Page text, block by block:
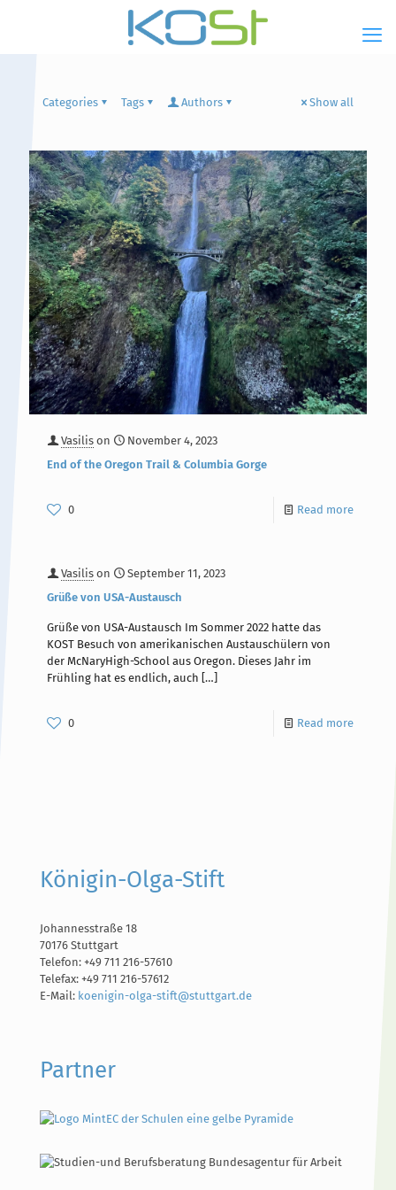
Hauptinhalt Alt + Shift + H
Speiseplan Alt + Shift + S
Kalender Alt + Shift + K
Kontakte / Sekretariat Alt + Shift + C
Categories Tags Authors Show all
Vasilis on
November 4, 2023
End of the Oregon Trail & Columbia Gorge
0 Read more
Vasilis on
September 11, 2023
Grüße von USA-Austausch
Grüße von USA-Austausch Im Sommer 2022 hatte das
KOST Besuch von amerikanischen Austauschülern von
der McNaryHigh-School aus Oregon. Dieses Jahr im
Frühling hat es endlich, auch […]
0 Read more
Königin-Olga-Stift
Johannesstraße 18
70176 Stuttgart
Telefon: +49 711 216-57610
Telefax: +49 711 216-57612
E-Mail: koenigin-olga-stift@stuttgart.de
Partner